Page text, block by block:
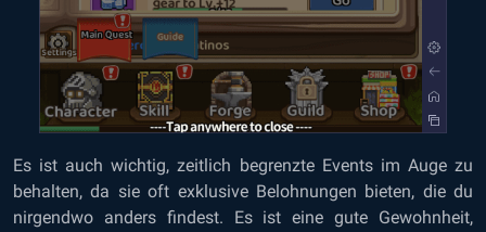
Es ist auch wichtig, zeitlich begrenzte Events im Auge zu
behalten, da sie oft exklusive Belohnungen bieten, die du
nirgendwo anders findest. Es ist eine gute Gewohnheit,